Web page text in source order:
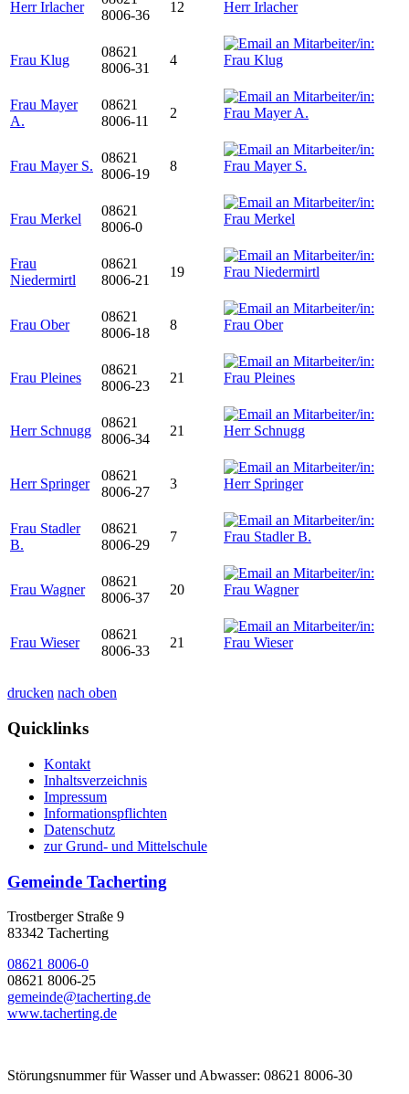
Herr Irlacher
8006-36
12
Frau Klug
08621
8006-31
4
Frau Mayer
A.
08621
8006-11
2
Frau Mayer S.
08621
8006-19
8
Frau Merkel
08621
8006-0
Frau
Niedermirtl
08621
8006-21
19
Frau Ober
08621
8006-18
8
Frau Pleines
08621
8006-23
21
Herr Schnugg
08621
8006-34
21
Herr Springer
08621
8006-27
3
Frau Stadler
B.
08621
8006-29
7
Frau Wagner
08621
8006-37
20
Frau Wieser
08621
8006-33
21
drucken nach oben
Quicklinks
Kontakt
Inhaltsverzeichnis
Impressum
Informationspflichten
Datenschutz
zur Grund- und Mittelschule
Gemeinde Tacherting
Trostberger Straße 9
83342 Tacherting
08621 8006-0
08621 8006-25
gemeinde@tacherting.de
www.tacherting.de
Störungsnummer für Wasser und Abwasser: 08621 8006-30